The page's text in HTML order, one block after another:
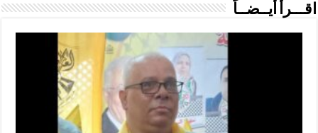
اقـــرأ أيــضــاً